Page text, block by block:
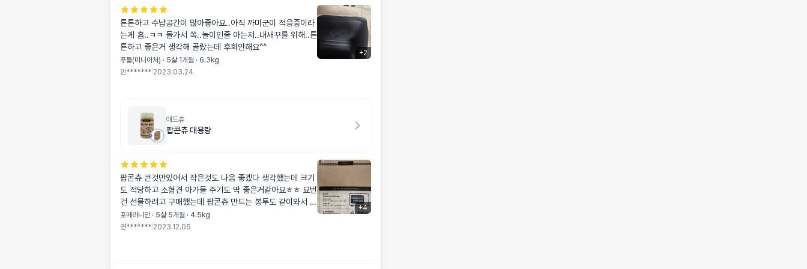
튼튼하고 수납공간이 많아좋아요..아직 까미군이 적응중이라
는게 흠..ㅋㅋ 들가서 쏙..놀이인줄 아는지..내새꾸를 위해..튼
튼하고 좋은거 생각해 골랐는데 후회안해요^^
푸들(미니어처) · 5살 1개월 · 6.3kg
민******* 2023.03.24
+2
애드츄
팝콘츄 대용량
팝콘츄 큰것만있어서 작은것도 나옴 좋겠다 생각했는데 크기
도 적당하고 소형견 아가들 주기도 딱 좋은거같아요ㅎㅎ 요번
건 선물하려고 구매했는데 팝콘츄 만드는 봉투도 같이와서 더
좋아요 만드는 방법도 써져있구용 좋은제품 감사해요♥︎
포메라니안 · 5살 5개월 · 4.5kg
연******* 2023.12.05
+4